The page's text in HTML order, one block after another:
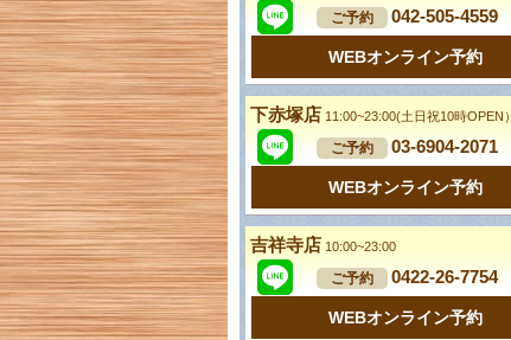
ご予約 042-505-4559
WEBオンライン予約
下赤塚店 11:00~23:00(土日祝10時OPEN）
ご予約 03-6904-2071
WEBオンライン予約
吉祥寺店 10:00~23:00
ご予約 0422-26-7754
WEBオンライン予約